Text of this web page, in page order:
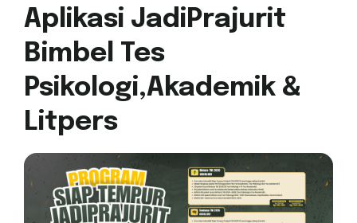
Aplikasi JadiPrajurit
Bimbel Tes
Psikologi,Akademik &
Litpers